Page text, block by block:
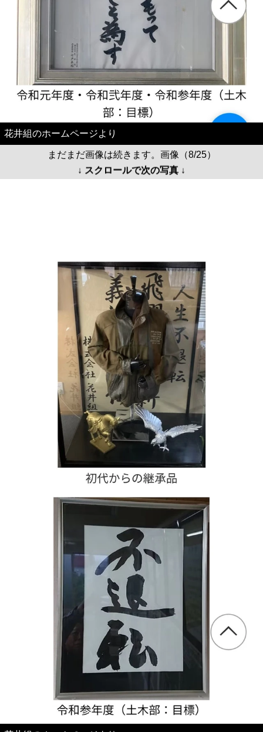
花井組のホームページより
まだまだ画像は続きます。画像（8/25）
↓ スクロールで次の写真 ↓